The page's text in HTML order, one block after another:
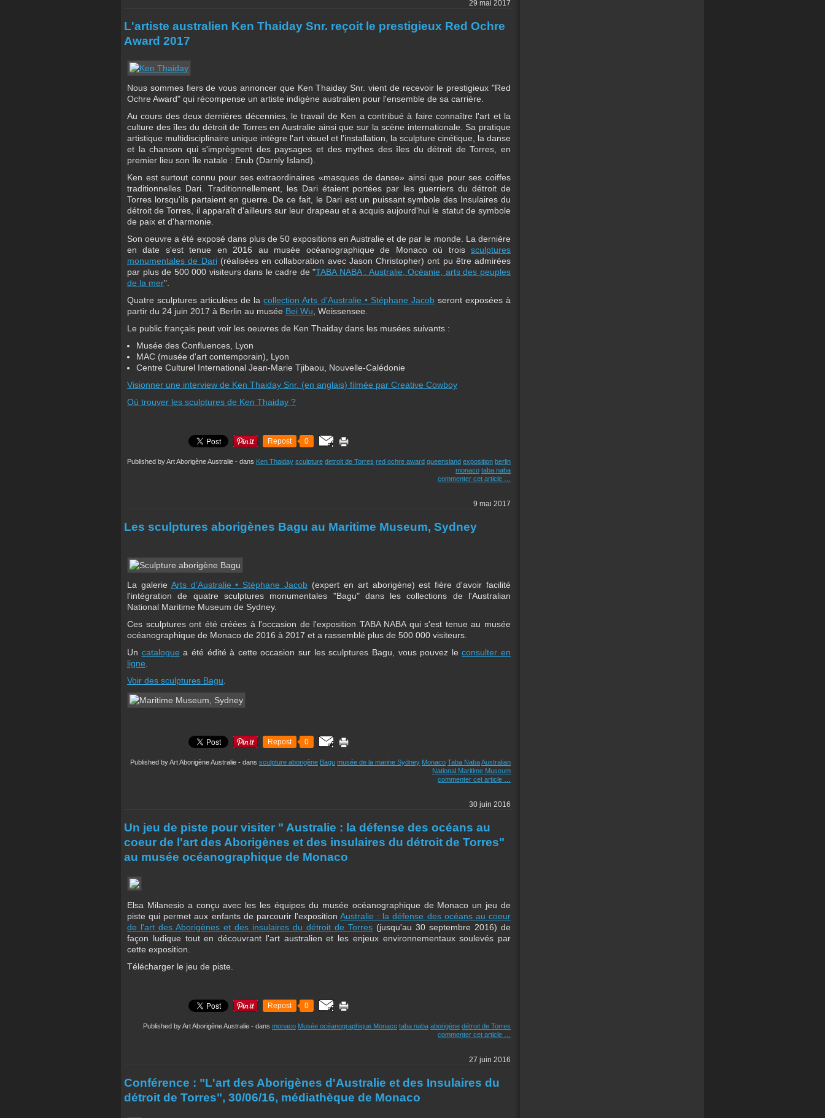
29 mai 2017
L'artiste australien Ken Thaiday Snr. reçoit le prestigieux Red Ochre
Award 2017
Nous sommes fiers de vous annoncer que Ken Thaiday Snr. vient de recevoir le prestigieux "Red
Ochre Award" qui récompense un artiste indigène australien pour l'ensemble de sa carrière.
Au cours des deux dernières décennies, le travail de Ken a contribué à faire connaître l'art et la
culture des îles du détroit de Torres en Australie ainsi que sur la scène internationale. Sa pratique
artistique multidisciplinaire unique intègre l'art visuel et l'installation, la sculpture cinétique, la danse
et la chanson qui s'imprègnent des paysages et des mythes des îles du détroit de Torres, en
premier lieu son île natale : Erub (Darnly Island).
Ken est surtout connu pour ses extraordinaires «masques de danse» ainsi que pour ses coiffes
traditionnelles Dari. Traditionnellement, les Dari étaient portées par les guerriers du détroit de
Torres lorsqu'ils partaient en guerre. De ce fait, le Dari est un puissant symbole des Insulaires du
détroit de Torres, il apparaît d'ailleurs sur leur drapeau et a acquis aujourd'hui le statut de symbole
de paix et d'harmonie.
Son oeuvre a été exposé dans plus de 50 expositions en Australie et de par le monde. La dernière
en date s'est tenue en 2016 au musée océanographique de Monaco où trois sculptures
monumentales de Dari(réalisées en collaboration avec Jason Christopher) ont pu être admirées
par plus de 500 000 visiteurs dans le cadre de "TABA NABA : Australie, Océanie, arts des peuples
de la mer".
Quatre sculptures articulées de lacollection Arts d’Australie • Stéphane Jacobseront exposées à
partir du 24 juin 2017 à Berlin au musée Bei Wu , Weissensee.
Le public français peut voir les oeuvres de Ken Thaiday dans les musées suivants :
Musée des Confluences, Lyon
MAC (musée d'art contemporain), Lyon
Centre Culturel International Jean-Marie Tjibaou, Nouvelle-Calédonie
Visionner une interview de Ken Thaiday Snr. (en anglais) filmée par Creative Cowboy
Où trouver les sculptures de Ken Thaiday ?
Repost 0
Published by Art Aborigène Australie - dans Ken Thaiday sculpture detroit de Torres red ochre award queensland exposition berlin
monaco taba naba
commenter cet article
9 mai 2017
Les sculptures aborigènes Bagu au Maritime Museum, Sydney
La galerie Arts d’Australie • Stéphane Jacob (expert en art aborigène) est fière d'avoir facilité
l'intégration de quatre sculptures monumentales "Bagu" dans les collections de l'Australian
National Maritime Museum de Sydney.
Ces sculptures ont été créées à l'occasion de l'exposition TABA NABA qui s'est tenue au musée
océanographique de Monaco de 2016 à 2017 et a rassemblé plus de 500 000 visiteurs.
Un catalogue a été édité à cette occasion sur les sculptures Bagu, vous pouvez leconsulter en
ligne
Voir des sculptures Bagu
Repost 0
Published by Art Aborigène Australie - dans sculpture aborigène Bagu musée de la marine Sydney Monaco Taba NabaAustralian
National Maritime Museum
commenter cet article
30 juin 2016
Un jeu de piste pour visiter " Australie : la défense des océans au
coeur de l'art des Aborigènes et des insulaires du détroit de Torres"
au musée océanographique de Monaco
Elsa Milanesio a conçu avec les les équipes du musée océanographique de Monaco un jeu de
piste qui permet aux enfants de parcourir l'expositionAustralie : la défense des océans au coeur
de l'art des Aborigènes et des insulaires du détroit de Torres (jusqu'au 30 septembre 2016) de
façon ludique tout en découvrant l'art australien et les enjeux environnementaux soulevés par
cette exposition.
Télécharger le jeu de piste.
Repost 0
Published by Art Aborigène Australie - dans monaco Musée océanographique Monaco taba naba aborigène détroit de Torres
commenter cet article
27 juin 2016
Conférence : "L'art des Aborigènes d'Australie et des Insulaires du
détroit de Torres", 30/06/16, médiathèque de Monaco